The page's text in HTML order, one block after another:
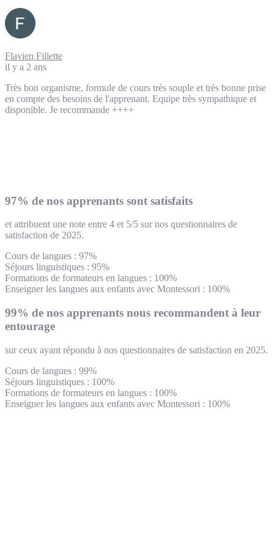
Flavien Fillette
il y a 2 ans
Très bon organisme, formule de cours très souple et très bonne prise
en compte des besoins de l'apprenant. Equipe très sympathique et
disponible. Je recommande ++++
97% de nos apprenants sont satisfaits
et attribuent une note entre 4 et 5/5 sur nos questionnaires de
satisfaction de 2025.
Cours de langues : 97%
Séjours linguistiques : 95%
Formations de formateurs en langues : 100%
Enseigner les langues aux enfants avec Montessori : 100%
99% de nos apprenants nous recommandent à leur
entourage
sur ceux ayant répondu à nos questionnaires de satisfaction en 2025.
Cours de langues : 99%
Séjours linguistiques : 100%
Formations de formateurs en langues : 100%
Enseigner les langues aux enfants avec Montessori : 100%